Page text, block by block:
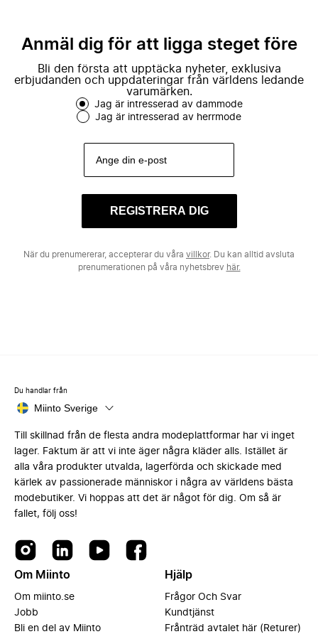
Anmäl dig för att ligga steget före
Bli den första att upptäcka nyheter, exklusiva
erbjudanden och uppdateringar från världens ledande
varumärken.
Jag är intresserad av dammode
Jag är intresserad av herrmode
REGISTRERA DIG
När du prenumererar, accepterar du våra villkor. Du kan alltid avsluta
prenumerationen på våra nyhetsbrev här.
Du handlar från
Miinto Sverige
Till skillnad från de flesta andra modeplattformar har vi inget
lager. Faktum är att vi inte äger några kläder alls. Istället är
alla våra produkter utvalda, lagerförda och skickade med
kärlek av passionerade människor i några av världens bästa
modebutiker. Vi hoppas att det är något för dig. Om så är
fallet, följ oss!
Om Miinto
Om miinto.se
Jobb
Bli en del av Miinto
Hjälp
Frågor Och Svar
Kundtjänst
Frånträd avtalet här (Returer)